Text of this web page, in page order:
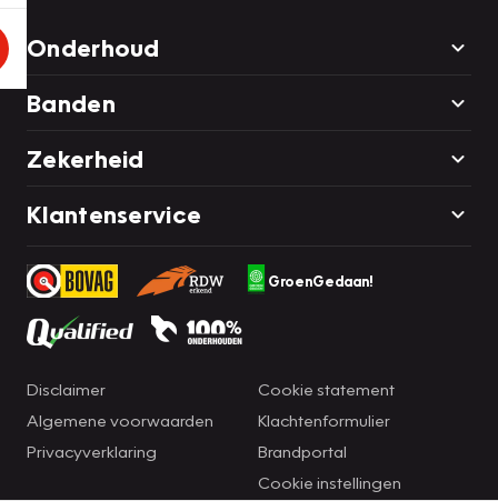
Onderhoud
Banden
Zekerheid
Klantenservice
GroenGedaan!
Disclaimer
Algemene voorwaarden
Privacyverklaring
Cookie statement
Klachtenformulier
Brandportal
Cookie instellingen